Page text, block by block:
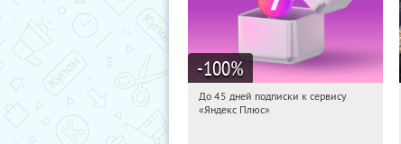
-100%
20:22:31 Получили:
До 45 дней подписки к сервису
«Яндекс Плюс»